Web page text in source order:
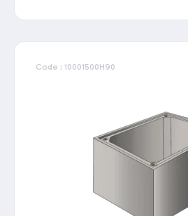
Code : 10001500H90